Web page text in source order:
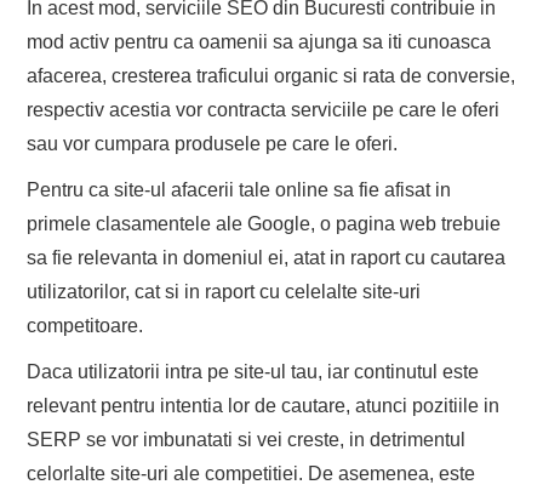
In acest mod, serviciile SEO din Bucuresti contribuie in
mod activ pentru ca oamenii sa ajunga sa iti cunoasca
afacerea, cresterea traficului organic si rata de conversie,
respectiv acestia vor contracta serviciile pe care le oferi
sau vor cumpara produsele pe care le oferi.
Pentru ca site-ul afacerii tale online sa fie afisat in
primele clasamentele ale Google, o pagina web trebuie
sa fie relevanta in domeniul ei, atat in raport cu cautarea
utilizatorilor, cat si in raport cu celelalte site-uri
competitoare.
Daca utilizatorii intra pe site-ul tau, iar continutul este
relevant pentru intentia lor de cautare, atunci pozitiile in
SERP se vor imbunatati si vei creste, in detrimentul
celorlalte site-uri ale competitiei. De asemenea, este